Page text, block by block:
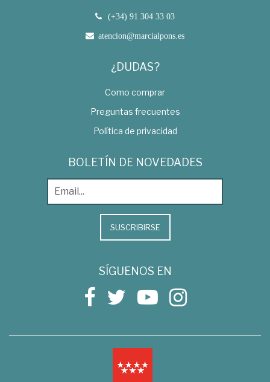
(+34) 91 304 33 03
atencion@marcialpons.es
¿DUDAS?
Como comprar
Preguntas frecuentes
Política de privacidad
BOLETÍN DE NOVEDADES
SUSCRIBIRSE
SÍGUENOS EN